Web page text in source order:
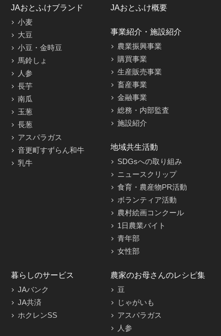
JAおとふけブランド
小麦
大豆
小豆・金時豆
馬鈴しょ
人参
長芋
南瓜
玉葱
長葱
アスパラガス
音更町すずらん和牛
乳牛
JAおとふけ概要
事業紹介・施設紹介
農業振興事業
購買事業
生産販売事業
畜産事業
金融事業
総務・内部監査
施設紹介
地域共生活動
SDGsへの取り組み
ニュースクリップ
食育・農産物PR活動
ボランティア活動
農村絵画コンクール
1日農業バイト
青年部
女性部
暮らしのサービス
JAバンク
JA共済
ホクレンSS
農家のお母さんのレシピ集
豆
じゃがいも
アスパラガス
人参